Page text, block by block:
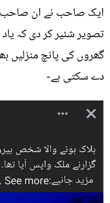
ایک صاحب نے ان صاحب
تصویر شئیر کر دی کہ
گھروں کی پانچ منزلیں
دے سکتی ہے-